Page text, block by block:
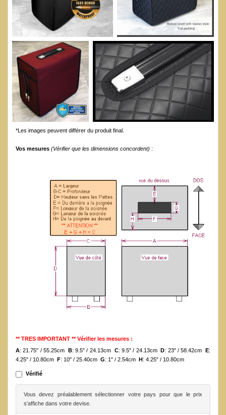
*Les images peuvent différer du produit final.
Vos mesures (Vérifier que les dimensions concordent) :
** TRES IMPORTANT ** Vérifier les mesures :
A: 21.75" / 55.25cm B: 9.5" / 24.13cm C: 9.5" / 24.13cmD: 23" / 58.42cm E:
4.25" / 10.80cm F: 10" / 25.40cm G: 1" / 2.54cm H: 4.25" / 10.80cm
Vérifié
Vous devez préalablement sélectionner votre pays pour que le prix
s'affiche dans votre devise.